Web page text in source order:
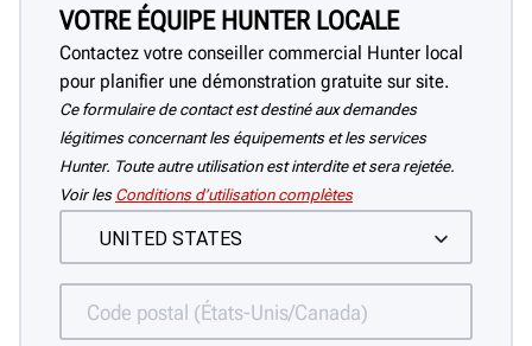
VOTRE ÉQUIPE HUNTER LOCALE
Contactez votre conseiller commercial Hunter local
pour planifier une démonstration gratuite sur site.
Ce formulaire de contact est destiné aux demandes
légitimes concernant les équipements et les services
Hunter. Toute autre utilisation est interdite et sera rejetée.
Voir les Conditions d’utilisation complètes